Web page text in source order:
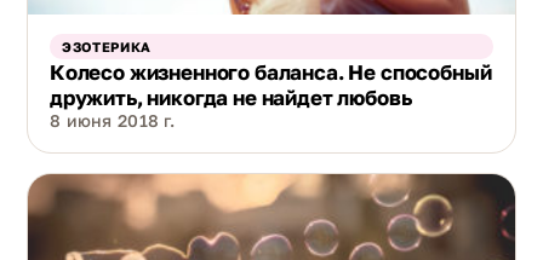
ЭЗОТЕРИКА
Колесо жизненного баланса. Не способный
дружить, никогда не найдет любовь
8 июня 2018 г.